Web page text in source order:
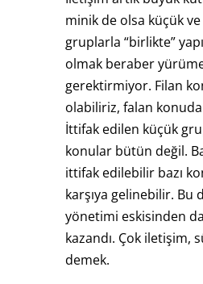
minik de olsa küçük
gruplarla “birlikte”
olmak beraber
gerektirmiyor. Filan
olabiliriz, falan
İttifak edilen küçük
konular bütün değil.
ittifak edilebilir bazı
karşıya gelinebilir. Bu
yönetimi eskisinden
kazandı. Çok iletişim,
demek.